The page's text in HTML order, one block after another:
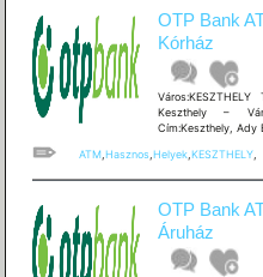
OTP Bank
Kórház
Keszthely –
Cím:Keszthely, Ady
ATM, Hasznos, Helyek, KESZTHELY,
OTP Bank
Áruház